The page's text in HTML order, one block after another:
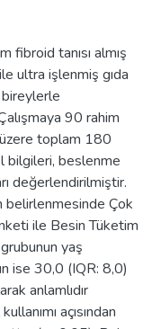
fibroid tanısı almış
ultra işlenmiş gıda
bireylerle
90 rahim
üzere toplam 180
bilgileri, beslenme
değerlendirilmiştir.
belirlenmesinde Çok
ile Besin Tüketim
grubunun yaş
ise 30,0 (IQR: 8,0)
anlamlıdır
açısından